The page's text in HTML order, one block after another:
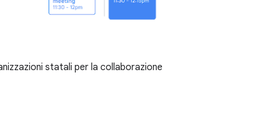
statali per la collaborazione